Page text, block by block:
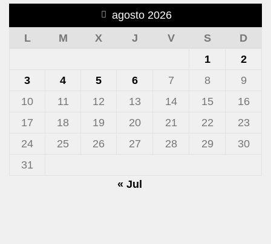
agosto 2026
L
M X J V S
D
1
2
3
4 5 6 7 8
9
10
11 12 13 14 15
16
17
18 19 20 21 22
23
24
25 26 27 28 29
30
31
« Jul